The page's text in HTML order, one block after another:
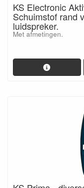
KS Electronic
Schuimstof rand
luidspreker.
Met afmetingen.